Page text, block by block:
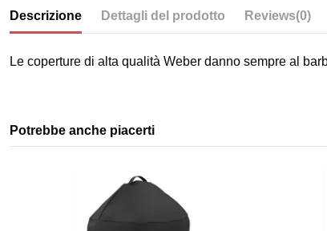
Descrizione Dettagli del prodotto Reviews(0)
Le coperture di alta qualità Weber danno sempre al
Potrebbe anche piacerti